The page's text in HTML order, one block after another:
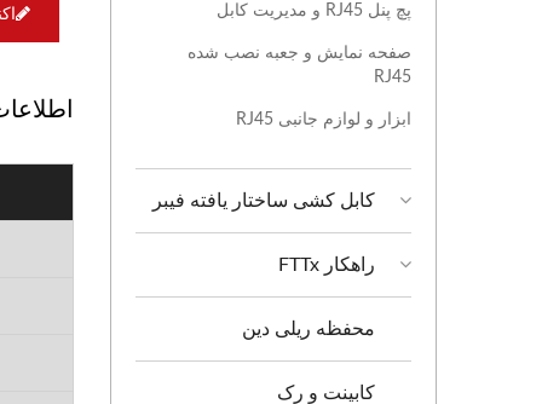
پچ پنل RJ45 و مدیریت کابل
صفحه نمایش و جعبه نصب شده
RJ45
ابزار و لوازم جانبی RJ45
کابل کشی ساختار یافته فیبر
راهکار FTTx
محفظه ریلی دین
کابینت و رک